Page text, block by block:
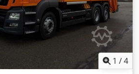
elektriske vinduer, Brake Assist 2,
vognbanestyringssystem, håndfrit
sidepåhængsudstyr HS
MEKRA-svingassistent (på højre
mod påkørsel forneden for Evo Lift,
garantiudvidelse og service
Naefx Ah Isa
1 /4